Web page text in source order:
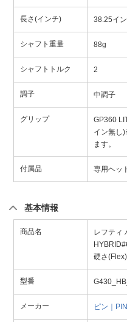
長さ(インチ) 38.25イ
シャフト重量 88g
シャフトトルク 2
調子 中調子
グリップ
GP360
イン無し
ます。
付属品 専用ヘッ
基本情報
商品名
レフティ
硬さ
型番
メーカー ピン｜